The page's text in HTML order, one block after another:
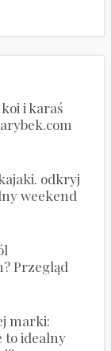
i karaś
odkryj
weekend
Przegląd
marki:
to idealny